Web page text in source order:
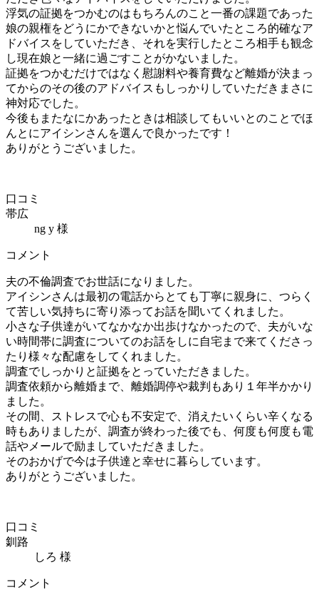
浮気の証拠をつかむのはもちろんのこと一番の課題であった
娘の親権をどうにかできないかと悩んでいたところ的確なア
ドバイスをしていただき、それを実行したところ相手も観念
し現在娘と一緒に過ごすことがかないました。
証拠をつかむだけではなく慰謝料や養育費など離婚が決まっ
てからのその後のアドバイスもしっかりしていただきまさに
神対応でした。
今後もまたなにかあったときは相談してもいいとのことでほ
んとにアイシンさんを選んで良かったです！
ありがとうございました。
口コミ
帯広
ng y 様
コメント
夫の不倫調査でお世話になりました。
アイシンさんは最初の電話からとても丁寧に親身に、つらく
て苦しい気持ちに寄り添ってお話を聞いてくれました。
小さな子供達がいてなかなか出歩けなかったので、夫がいな
い時間帯に調査についてのお話をしに自宅まで来てくださっ
たり様々な配慮をしてくれました。
調査でしっかりと証拠をとっていただきました。
調査依頼から離婚まで、離婚調停や裁判もあり１年半かかり
ました。
その間、ストレスで心も不安定で、消えたいくらい辛くなる
時もありましたが、調査が終わった後でも、何度も何度も電
話やメールで励ましていただきました。
そのおかげで今は子供達と幸せに暮らしています。
ありがとうございました。
口コミ
釧路
しろ 様
コメント